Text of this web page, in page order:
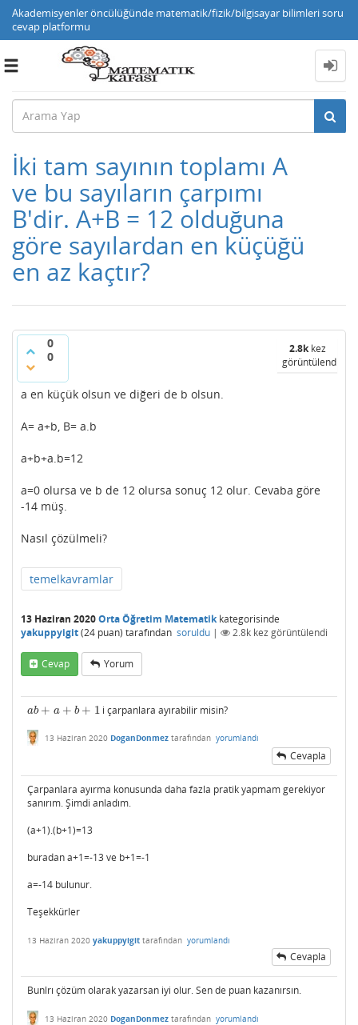
Akademisyenler öncülüğünde matematik/fizik/bilgisayar bilimleri soru
cevap platformu
Toggle
İki tam sayının toplamı A
ve bu sayıların çarpımı
B'dir. A+B = 12 olduğuna
göre sayılardan en küçüğü
en az kaçtır?
0
0
2.8kkez
görüntülendi
a en küçük olsun ve diğeri de b olsun.
A= a+b, B= a.b
a+b+a.b=12
a=0 olursa ve b de 12 olursa sonuç 12 olur. Cevaba göre
-14 müş.
Nasıl çözülmeli?
temelkavramlar
13 Haziran 2020Orta Öğretim Matematikkategorisinde
yakuppyigit(24 puan) tarafından soruldu | 2.8k kez görüntülendi
Cevap Yorum
ab + a + b + 1
ab+a +b +1 i çarpanlara ayırabilir misin?
13 Haziran 2020 DoganDonmez tarafından yorumlandı
Cevapla
Çarpanlara ayırma konusunda daha fazla pratik yapmam gerekiyor
sanırım. Şimdi anladım.
(a+1).(b+1)=13
buradan a+1=-13 ve b+1=-1
a=-14 bulunur.
Teşekkürler
13 Haziran 2020 yakuppyigit tarafından yorumlandı
Cevapla
Bunlrı çözüm olarak yazarsan iyi olur. Sen de puan kazanırsın.
13 Haziran 2020 DoganDonmez tarafından yorumlandı